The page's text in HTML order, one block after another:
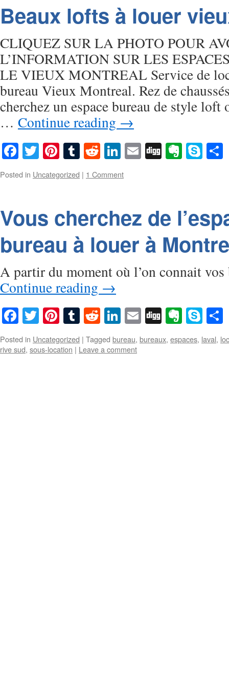
Beaux lofts à louer
CLIQUEZ SUR LA PHOTO POUR
L’INFORMATION SUR LES
LE VIEUX MONTREAL Service de
bureau Vieux Montreal. Rez de
cherchez un espace bureau de style
… Continue reading →
Facebook
TwitterPinterest
Tumblr
RedditLinkedIn
EmailDigg
Posted in Uncategorized | 1 Comment
Vous cherchez de
bureau à louer à
A partir du moment où l’on connait
Continue reading →
Facebook
TwitterPinterest
Tumblr
RedditLinkedIn
EmailDigg
Posted in Uncategorized | Tagged bureau, bureaux, espaces, laval,
rive sud, sous-location | Leave a comment